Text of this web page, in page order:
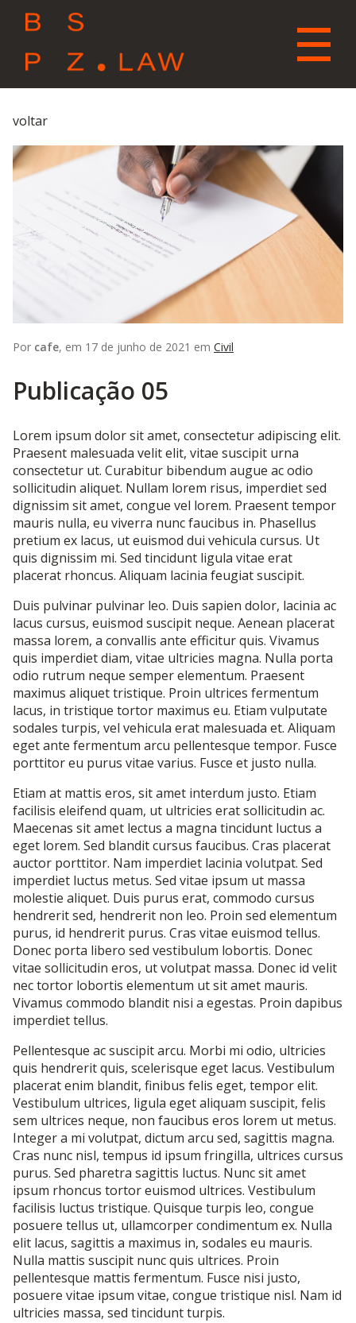
voltar
Por cafe, em 17 de junho de 2021 em Civil
Publicação 05
Lorem ipsum dolor sit amet, consectetur adipiscing elit.
Praesent malesuada velit elit, vitae suscipit urna
consectetur ut. Curabitur bibendum augue ac odio
sollicitudin aliquet. Nullam lorem risus, imperdiet sed
dignissim sit amet, congue vel lorem. Praesent tempor
mauris nulla, eu viverra nunc faucibus in. Phasellus
pretium ex lacus, ut euismod dui vehicula cursus. Ut
quis dignissim mi. Sed tincidunt ligula vitae erat
placerat rhoncus. Aliquam lacinia feugiat suscipit.
Duis pulvinar pulvinar leo. Duis sapien dolor, lacinia ac
lacus cursus, euismod suscipit neque. Aenean placerat
massa lorem, a convallis ante efficitur quis. Vivamus
quis imperdiet diam, vitae ultricies magna. Nulla porta
odio rutrum neque semper elementum. Praesent
maximus aliquet tristique. Proin ultrices fermentum
lacus, in tristique tortor maximus eu. Etiam vulputate
sodales turpis, vel vehicula erat malesuada et. Aliquam
eget ante fermentum arcu pellentesque tempor. Fusce
porttitor eu purus vitae varius. Fusce et justo nulla.
Etiam at mattis eros, sit amet interdum justo. Etiam
facilisis eleifend quam, ut ultricies erat sollicitudin ac.
Maecenas sit amet lectus a magna tincidunt luctus a
eget lorem. Sed blandit cursus faucibus. Cras placerat
auctor porttitor. Nam imperdiet lacinia volutpat. Sed
imperdiet luctus metus. Sed vitae ipsum ut massa
molestie aliquet. Duis purus erat, commodo cursus
hendrerit sed, hendrerit non leo. Proin sed elementum
purus, id hendrerit purus. Cras vitae euismod tellus.
Donec porta libero sed vestibulum lobortis. Donec
vitae sollicitudin eros, ut volutpat massa. Donec id velit
nec tortor lobortis elementum ut sit amet mauris.
Vivamus commodo blandit nisi a egestas. Proin dapibus
imperdiet tellus.
Pellentesque ac suscipit arcu. Morbi mi odio, ultricies
quis hendrerit quis, scelerisque eget lacus. Vestibulum
placerat enim blandit, finibus felis eget, tempor elit.
Vestibulum ultrices, ligula eget aliquam suscipit, felis
sem ultrices neque, non faucibus eros lorem ut metus.
Integer a mi volutpat, dictum arcu sed, sagittis magna.
Cras nunc nisl, tempus id ipsum fringilla, ultrices cursus
purus. Sed pharetra sagittis luctus. Nunc sit amet
ipsum rhoncus tortor euismod ultrices. Vestibulum
facilisis luctus tristique. Quisque turpis leo, congue
posuere tellus ut, ullamcorper condimentum ex. Nulla
elit lacus, sagittis a maximus in, sodales eu mauris.
Nulla mattis suscipit nunc quis ultrices. Proin
pellentesque mattis fermentum. Fusce nisi justo,
posuere vitae ipsum vitae, congue tristique nisl. Nam id
ultricies massa, sed tincidunt turpis.